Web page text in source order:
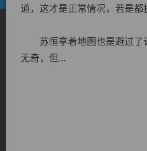
道，这才是正常情况，若是
苏恒拿着地图也是避过了许
无奇，但...